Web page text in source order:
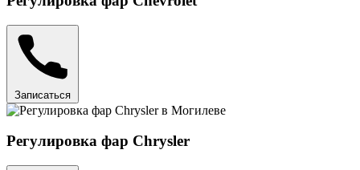
Записаться
Регулировка фар Chrysler